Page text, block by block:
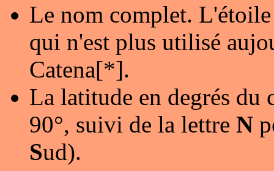
Le nom complet.
qui n'est plus utilisé
Catena[*].
La latitude en degrés du
90°, suivi de la lettre N
Sud).